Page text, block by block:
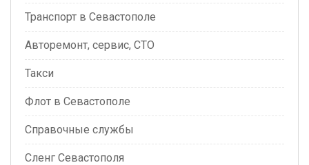
Транспорт в Севастополе
Авторемонт, сервис, СТО
Такси
Флот в Севастополе
Справочные службы
Сленг Севастополя